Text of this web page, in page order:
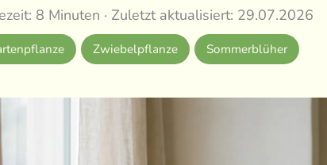
8 Minuten · Zuletzt aktualisiert: 29.07.2026
Zwiebelpflanze Sommerblüher